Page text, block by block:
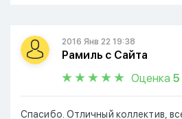
2016 Янв 22 19:38
Рамиль с Сайта
Оценка 5
Спасибо. Отличный коллектив,